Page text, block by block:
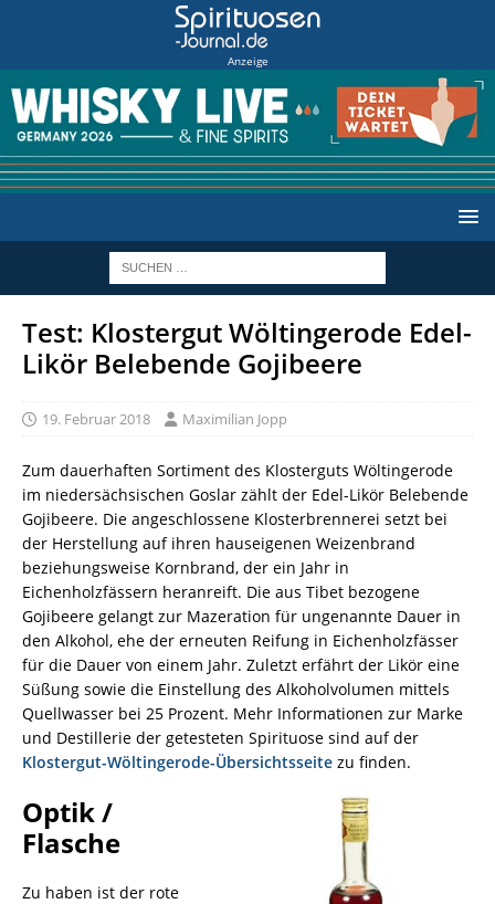
Anzeige
Test: Klostergut Wöltingerode Edel-
Likör Belebende Gojibeere
19. Februar 2018 Maximilian Jopp
Zum dauerhaften Sortiment des Klosterguts Wöltingerode
im niedersächsischen Goslar zählt der Edel-Likör Belebende
Gojibeere. Die angeschlossene Klosterbrennerei setzt bei
der Herstellung auf ihren hauseigenen Weizenbrand
beziehungsweise Kornbrand, der ein Jahr in
Eichenholzfässern heranreift. Die aus Tibet bezogene
Gojibeere gelangt zur Mazeration für ungenannte Dauer in
den Alkohol, ehe der erneuten Reifung in Eichenholzfässer
für die Dauer von einem Jahr. Zuletzt erfährt der Likör eine
Süßung sowie die Einstellung des Alkoholvolumen mittels
Quellwasser bei 25 Prozent. Mehr Informationen zur Marke
und Destillerie der getesteten Spirituose sind auf der
Klostergut-Wöltingerode-Übersichtsseite zu finden.
Optik /
Flasche
Zu haben ist der rote